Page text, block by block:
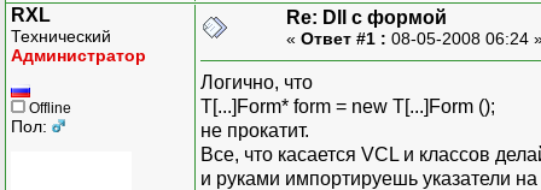
RXL
Технический
Администратор
Offline
Пол:
Re: Dll с формой
« Ответ #1 : 08-05-2008 06:24
Логично, что
T[...]Form* form = new T[...]Form ();
не прокатит.
Все, что касается VCL и классов
и руками импортируешь указатели